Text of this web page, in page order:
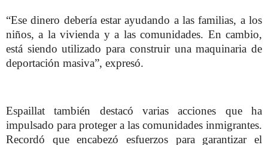
“Ese dinero debería estar ayudando a las familias, a los
niños, a la vivienda y a las comunidades. En cambio,
está siendo utilizado para construir una maquinaria de
deportación masiva”, expresó.
Espaillat también destacó varias acciones que ha
impulsado para proteger a las comunidades inmigrantes.
Recordó que encabezó esfuerzos para garantizar el